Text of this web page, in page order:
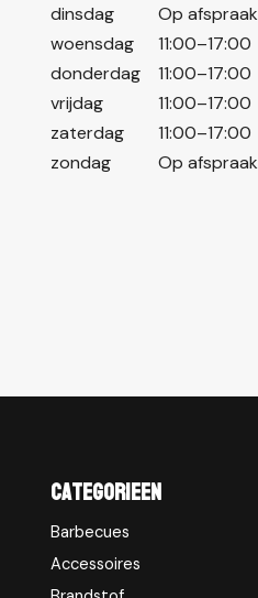
dinsdag
Op afspraak
woensdag
11:00–17:00
donderdag
11:00–17:00
vrijdag
11:00–17:00
zaterdag
11:00–17:00
zondag
Op afspraak
Categorieen
Barbecues
Accessoires